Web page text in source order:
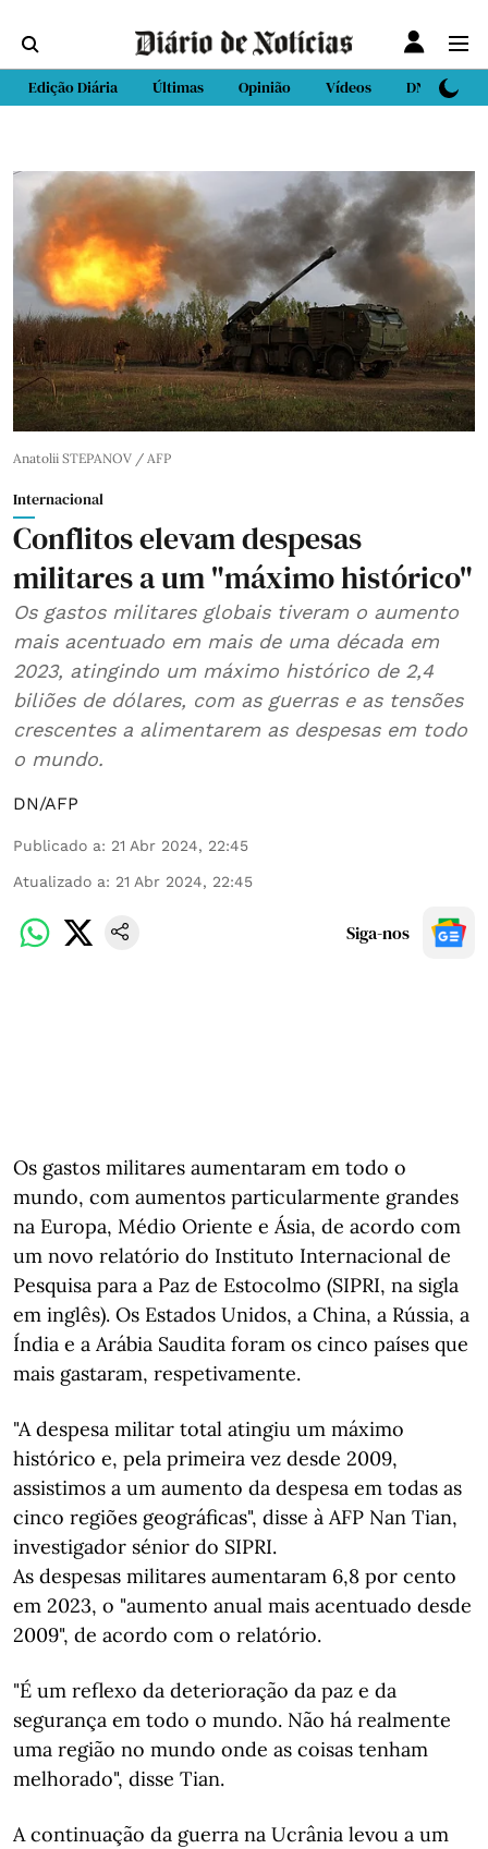
Edição Diária Últimas Opinião Vídeos DN Sport
Anatolii STEPANOV / AFP
Internacional
Conflitos elevam despesas
militares a um "máximo histórico"
Os gastos militares globais tiveram o aumento
mais acentuado em mais de uma década em
2023, atingindo um máximo histórico de 2,4
biliões de dólares, com as guerras e as tensões
crescentes a alimentarem as despesas em todo
o mundo.
DN/AFP
Publicado a: 21 Abr 2024, 22:45
Atualizado a: 21 Abr 2024, 22:45
Siga-nos
Os gastos militares aumentaram em todo o
mundo, com aumentos particularmente grandes
na Europa, Médio Oriente e Ásia, de acordo com
um novo relatório do Instituto Internacional de
Pesquisa para a Paz de Estocolmo (SIPRI, na sigla
em inglês). Os Estados Unidos, a China, a Rússia, a
Índia e a Arábia Saudita foram os cinco países que
mais gastaram, respetivamente.
"A despesa militar total atingiu um máximo
histórico e, pela primeira vez desde 2009,
assistimos a um aumento da despesa em todas as
cinco regiões geográficas", disse à AFP Nan Tian,
investigador sénior do SIPRI.
As despesas militares aumentaram 6,8 por cento
em 2023, o "aumento anual mais acentuado desde
2009", de acordo com o relatório.
"É um reflexo da deterioração da paz e da
segurança em todo o mundo. Não há realmente
uma região no mundo onde as coisas tenham
melhorado", disse Tian.
A continuação da guerra na Ucrânia levou a um